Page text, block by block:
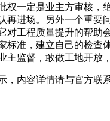
权一定是业主方审核
再进场。另外一个重
对工程质量提升的帮
标准，建立自己的检
主监督，敢做工地开放
，内容详情请与官方联